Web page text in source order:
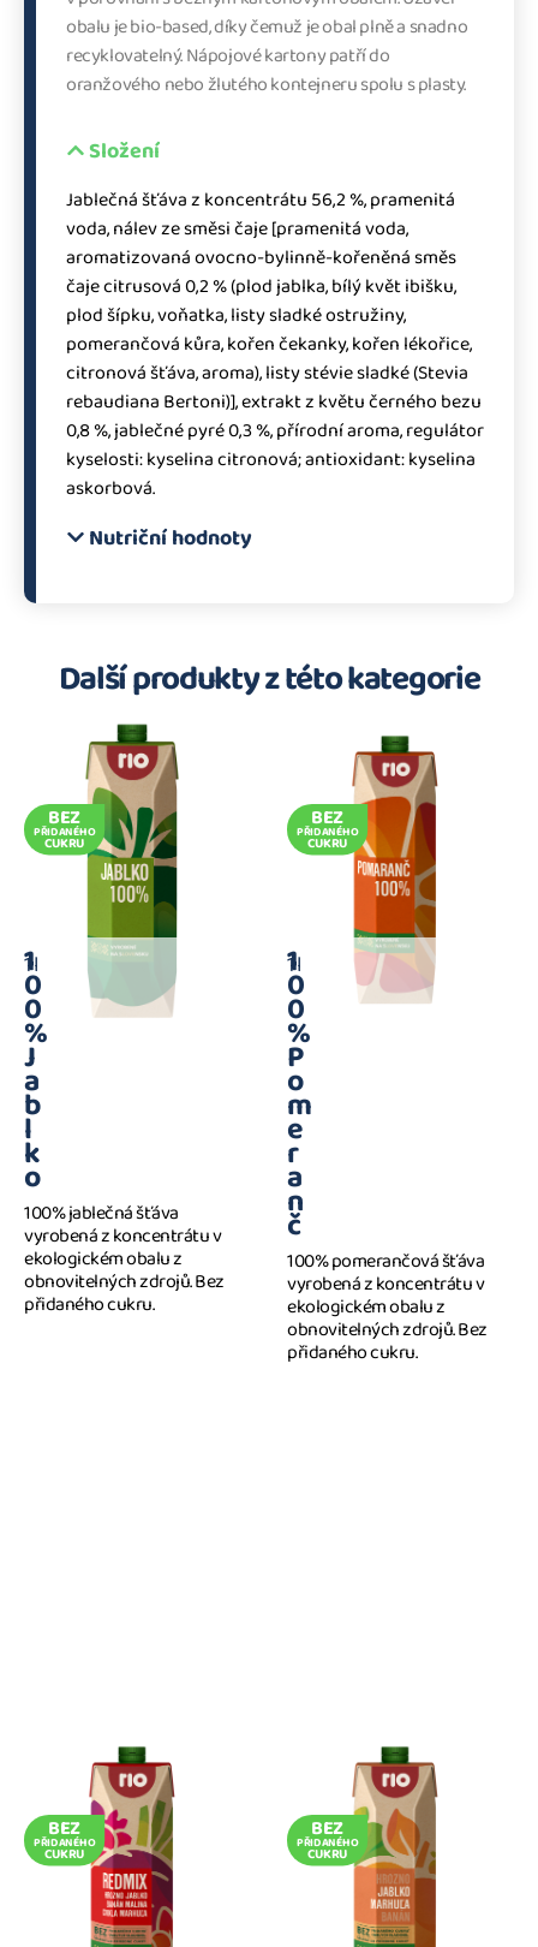
obalu je bio-based, díky čemuž je obal plně a snadno
recyklovatelný. Nápojové kartony patří do
oranžového nebo žlutého kontejneru spolu s plasty.
Složení
Jablečná šťáva z koncentrátu 56,2 %, pramenitá
voda, nálev ze směsi čaje [pramenitá voda,
aromatizovaná ovocno-bylinně-kořeněná směs
čaje citrusová 0,2 % (plod jablka, bílý květ ibišku,
plod šípku, voňatka, listy sladké ostružiny,
pomerančová kůra, kořen čekanky, kořen lékořice,
citronová šťáva, aroma), listy stévie sladké (Stevia
rebaudiana Bertoni)], extrakt z květu černého bezu
0,8 %, jablečné pyré 0,3 %, přírodní aroma, regulátor
kyselosti: kyselina citronová; antioxidant: kyselina
askorbová.
Nutriční hodnoty
Další produkty z této kategorie
BEZ
PŘIDANÉHO
CUKRU
1
0
0
%
J
a
b
l
k
o
1 l
100% jablečná šťáva
vyrobená z koncentrátu v
ekologickém obalu z
obnovitelných zdrojů. Bez
přidaného cukru.
BEZ
PŘIDANÉHO
CUKRU
1
0
0
%
P
o
m
e
r
a
n
č
1 l
100% pomerančová šťáva
vyrobená z koncentrátu v
ekologickém obalu z
obnovitelných zdrojů. Bez
přidaného cukru.
BEZ
PŘIDANÉHO
CUKRU
BEZ
PŘIDANÉHO
CUKRU